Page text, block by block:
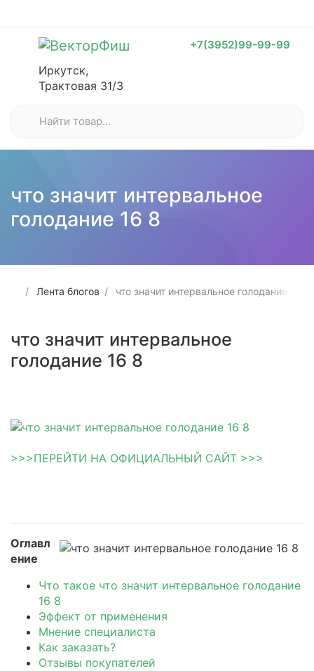
+7(3952)99-99-99
Иркутск,
Трактовая 31/3
что значит интервальное
голодание 16 8
Лента блогов что значит интервальное голодание 16 8
что значит интервальное
голодание 16 8
>>>ПЕРЕЙТИ НА ОФИЦИАЛЬНЫЙ САЙТ >>>
Оглавл
ение
Что такое что значит интервальное голодание
16 8
Эффект от применения
Мнение специалиста
Как заказать?
Отзывы покупателей